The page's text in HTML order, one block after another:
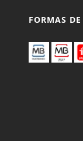
FORMAS